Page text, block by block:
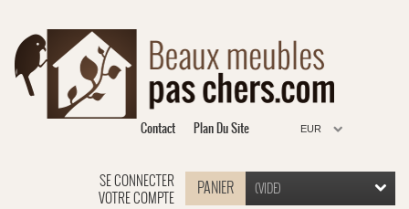
EUR
Contact Plan Du Site
PANIER (VIDE)
SE CONNECTER
VOTRE COMPTE